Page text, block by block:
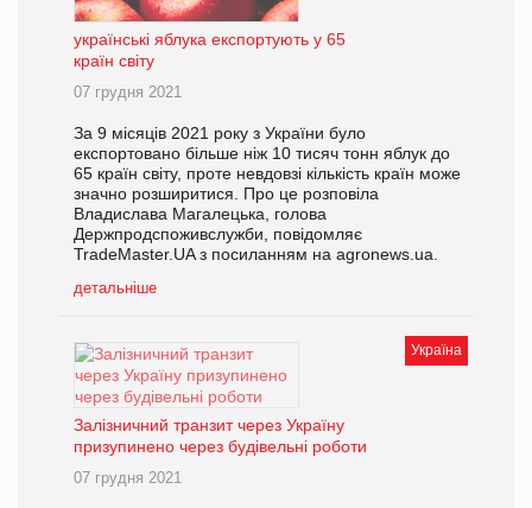
українські яблука експортують у 65
країн світу
07 грудня 2021
За 9 місяців 2021 року з України було
експортовано більше ніж 10 тисяч тонн яблук до
65 країн світу, проте невдовзі кількість країн може
значно розширитися. Про це розповіла
Владислава Магалецька, голова
Держпродспоживслужби, повідомляє
TradeMaster.UA з посиланням на agronews.ua.
детальніше
Україна
Залізничний транзит через Україну
призупинено через будівельні роботи
07 грудня 2021